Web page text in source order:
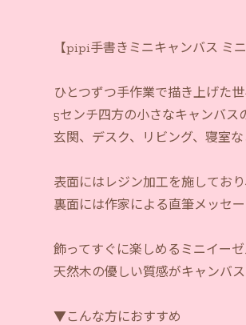
【pipi手書きミニキャンバス ミ
ひとつずつ手作業で描き上げた
5センチ四方の小さなキャンバス
玄関、デスク、リビング、寝室
表面にはレジン加工を施してお
裏面には作家による直筆メッセ
飾ってすぐに楽しめるミニイーゼ
天然木の優しい質感がキャンバ
▼こんな方におすすめ